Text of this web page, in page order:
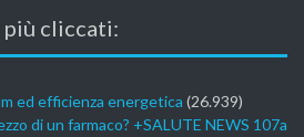
più cliccati:
ed efficienza energetica (26.939)
di un farmaco? +SALUTE NEWS 107a